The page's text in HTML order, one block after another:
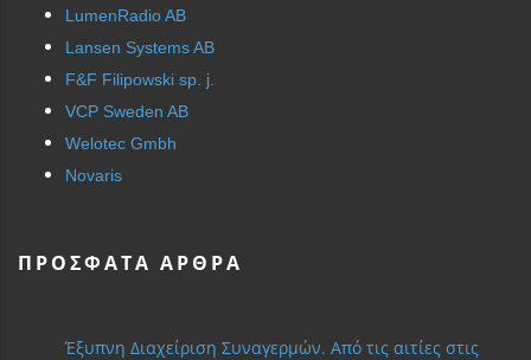
LumenRadio AB
Lansen Systems AB
F&F Filipowski sp. j.
VCP Sweden AB
Welotec Gmbh
Novaris
ΠΡΌΣΦΑΤΑ ΆΡΘΡΑ
Έξυπνη Διαχείριση Συναγερμών. Από τις αιτίες στις